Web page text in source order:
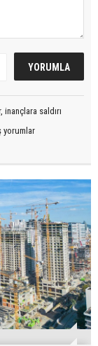
saldırı
yorumlar